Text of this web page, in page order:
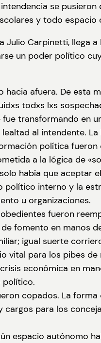
se
y todo
Julio Carpinetti, llega
un poder político
afuera. De esta
todxs lxs
fue transformando
al intendente.
política fueron
a la lógica de
había que aceptar
interno y la
u organizaciones.
fueron
fomento en manos
igual suerte
vital para los pibes
económica en
político.
copados. La
cargos para los
espacio autónomo